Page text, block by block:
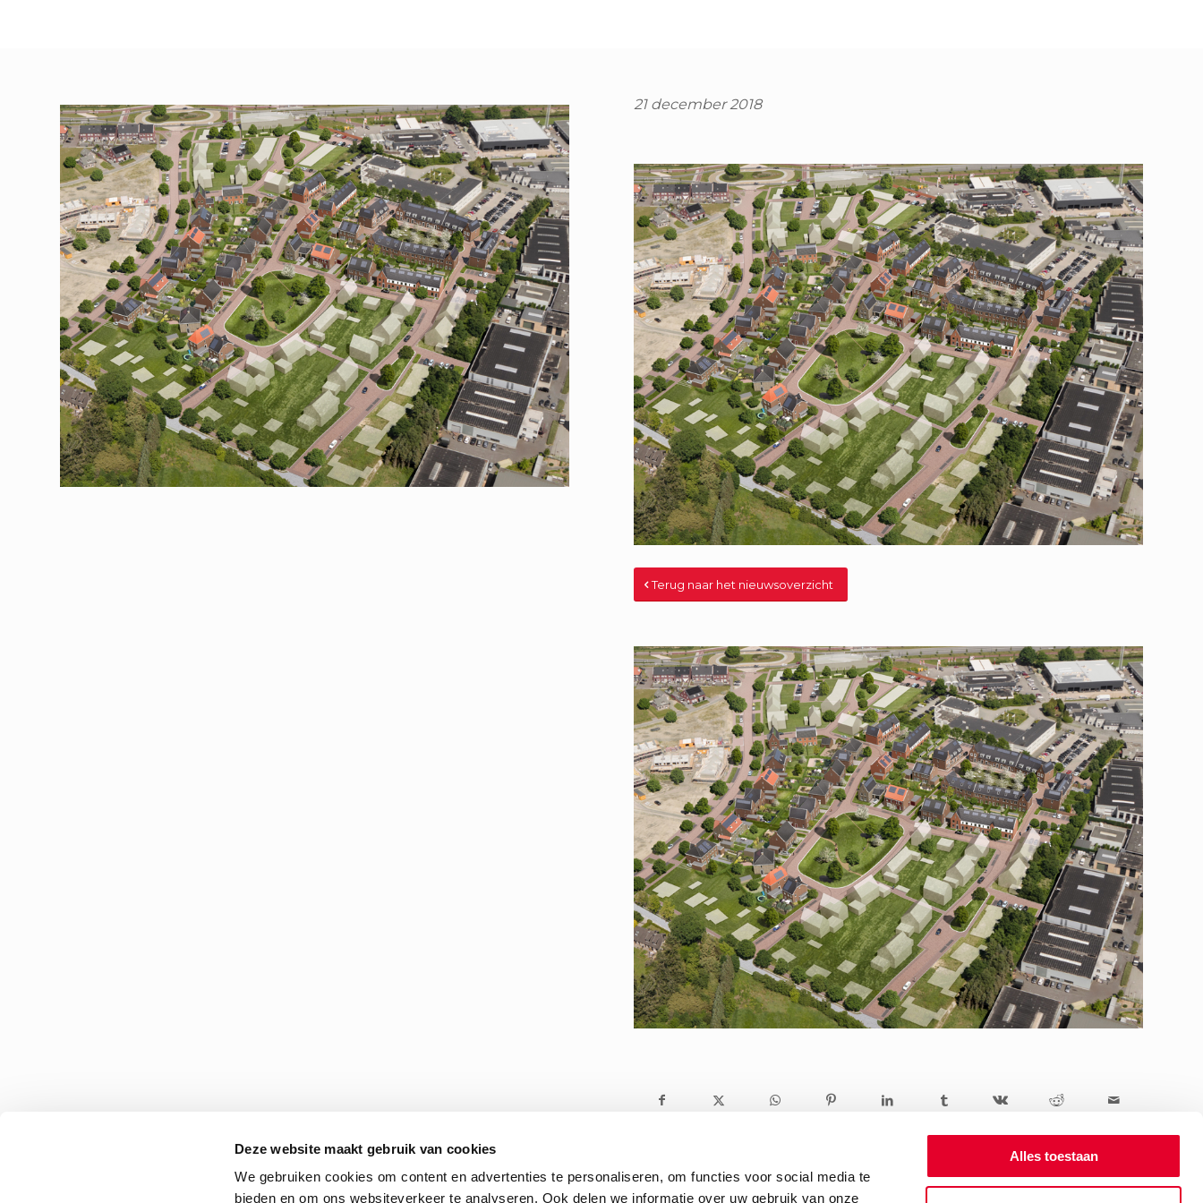
Deze website maakt gebruik van cookies
We gebruiken cookies om content en advertenties te personaliseren, om functies voor social media te
bieden en om ons websiteverkeer te analyseren. Ook delen we informatie over uw gebruik van onze
Alles toestaan
21 december 2018
Terug naar het nieuwsoverzicht